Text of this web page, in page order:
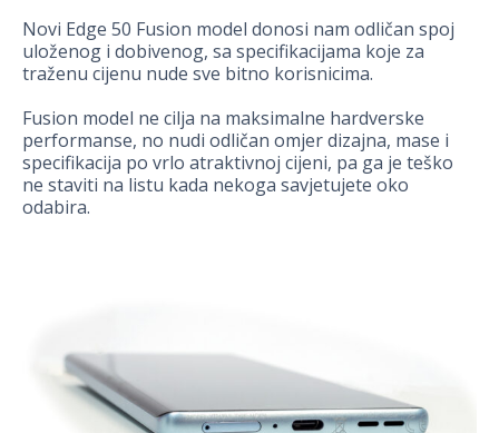
Novi Edge 50 Fusion model donosi nam odličan spoj
uloženog i dobivenog, sa specifikacijama koje za
traženu cijenu nude sve bitno korisnicima.
Fusion model ne cilja na maksimalne hardverske
performanse, no nudi odličan omjer dizajna, mase i
specifikacija po vrlo atraktivnoj cijeni, pa ga je teško
ne staviti na listu kada nekoga savjetujete oko
odabira.